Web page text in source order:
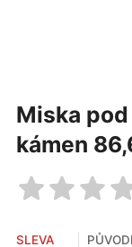
Miska
kámen
SLEVA